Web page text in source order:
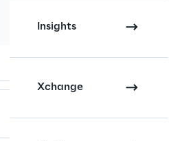
Insights
Xchange